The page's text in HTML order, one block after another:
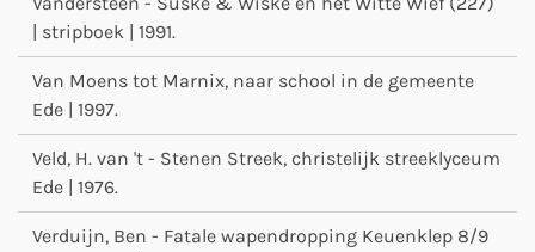
| stripboek | 1991.
Van Moens tot Marnix, naar school in de gemeente
Ede | 1997.
Veld, H. van 't - Stenen Streek, christelijk streeklyceum
Ede | 1976.
Verduijn, Ben - Fatale wapendropping Keuenklep 8/9